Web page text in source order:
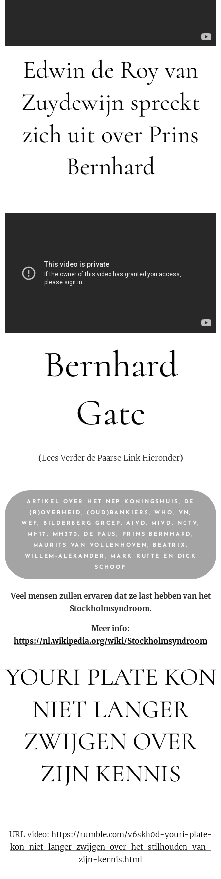
Edwin de Roy van
Zuydewijn spreekt
zich uit over Prins
Bernhard
Bernhard
Gate
(Lees Verder de Paarse Link Hieronder)
ARTIKEL OVER HET NEP KONINGSHUIS, DE
(R)OVERHEID, (OUD)BANKIERS, WHO, VN,
WEF, BILDERBERG GROEP, AIVD, MIVD, NCTV,
MH17, MH370, DE PAUS, PRINS BERNHARD,
MAURITS VAN VOLLENHOVEN, BEATRIX,
WILLEM-ALEXANDER, MARK RUTTE EN DICK
SCHOOF
Veel mensen zullen ervaren dat ze last hebben van het
Stockholmsyndroom.
Meer info:
https://nl.wikipedia.org/wiki/Stockholmsyndroom
YOURI PLATE KON
NIET LANGER
ZWIJGEN OVER
ZIJN KENNIS
URL video: https://rumble.com/v6skh0d-youri-plate-
kon-niet-langer-zwijgen-over-het-stilhouden-van-
zijn-kennis.html